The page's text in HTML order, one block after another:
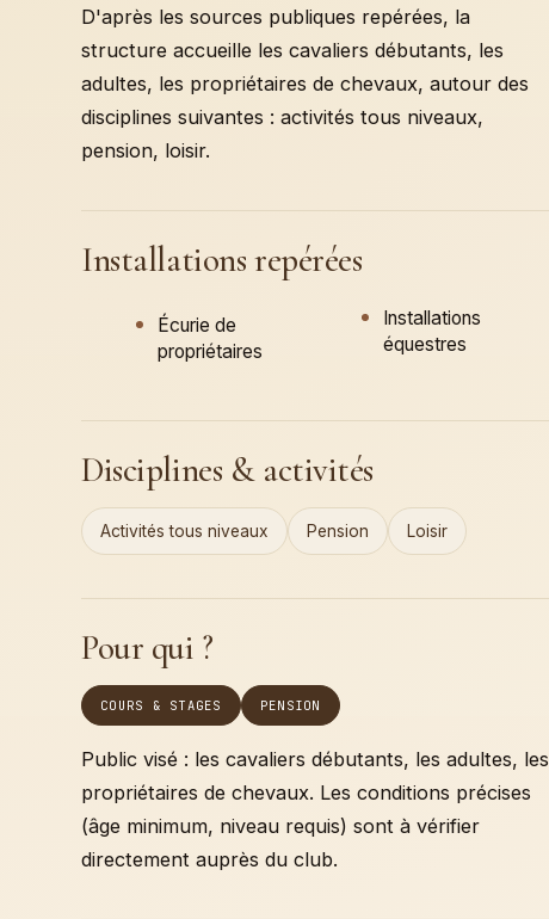
D'après les sources publiques repérées, la
structure accueille les cavaliers débutants, les
adultes, les propriétaires de chevaux, autour des
disciplines suivantes : activités tous niveaux,
pension, loisir.
Installations repérées
Écurie de
propriétaires
Installations
équestres
Disciplines & activités
Activités tous niveaux Pension Loisir
Pour qui ?
COURS & STAGES PENSION
Public visé : les cavaliers débutants, les adultes, les
propriétaires de chevaux. Les conditions précises
(âge minimum, niveau requis) sont à vérifier
directement auprès du club.